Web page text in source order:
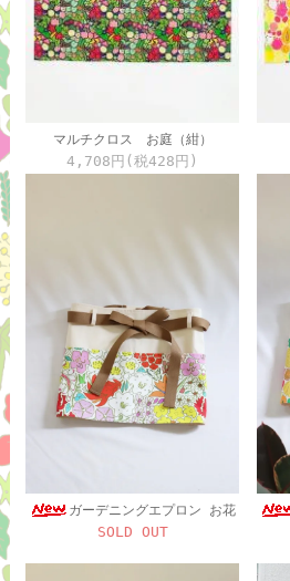
マルチクロス お庭（紺）
4,708円(税428円)
ガーデニングエプロン お花
SOLD OUT